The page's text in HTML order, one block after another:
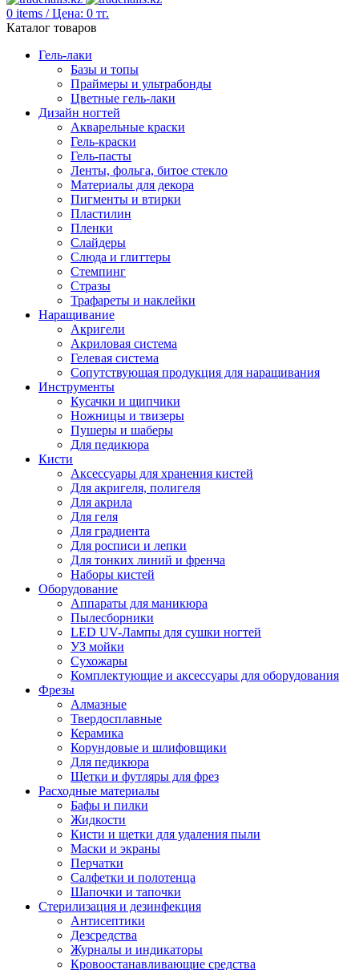
0 items / Цена: 0 тг.
Каталог товаров
Гель-лаки
Базы и топы
Праймеры и ультрабонды
Цветные гель-лаки
Дизайн ногтей
Акварельные краски
Гель-краски
Гель-пасты
Ленты, фольга, битое стекло
Материалы для декора
Пигменты и втирки
Пластилин
Пленки
Слайдеры
Слюда и глиттеры
Стемпинг
Стразы
Трафареты и наклейки
Наращивание
Акригели
Акриловая система
Гелевая система
Сопутствующая продукция для наращивания
Инструменты
Кусачки и щипчики
Ножницы и твизеры
Пушеры и шаберы
Для педикюра
Кисти
Аксессуары для хранения кистей
Для акригеля, полигеля
Для акрила
Для геля
Для градиента
Для росписи и лепки
Для тонких линий и френча
Наборы кистей
Оборудование
Аппараты для маникюра
Пылесборники
LED UV-Лампы для сушки ногтей
УЗ мойки
Сухожары
Комплектующие и аксессуары для оборудования
Фрезы
Алмазные
Твердосплавные
Керамика
Корундовые и шлифовщики
Для педикюра
Щетки и футляры для фрез
Расходные материалы
Бафы и пилки
Жидкости
Кисти и щетки для удаления пыли
Маски и экраны
Перчатки
Салфетки и полотенца
Шапочки и тапочки
Стерилизация и дезинфекция
Антисептики
Дезсредства
Журналы и индикаторы
Кровоостанавливающие средства